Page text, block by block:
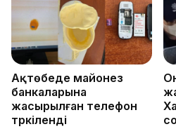
Ақтөбеде майонез
банкаларына
жасырылған телефон
тәркіленді